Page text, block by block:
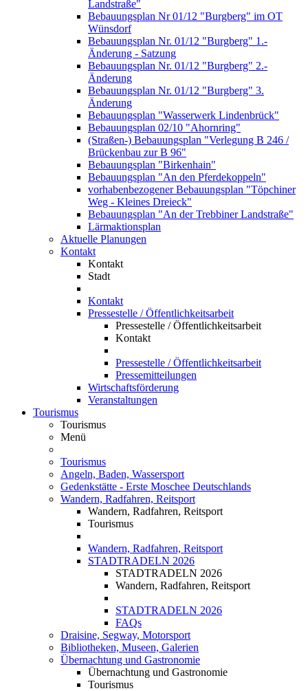
Landstraße"
Bebauungsplan Nr 01/12 "Burgberg" im OT
Wünsdorf
Bebauungsplan Nr. 01/12 "Burgberg" 1.-
Änderung - Satzung
Bebauungsplan Nr. 01/12 "Burgberg" 2.-
Änderung
Bebauungsplan Nr. 01/12 "Burgberg" 3.
Änderung
Bebauungsplan "Wasserwerk Lindenbrück"
Bebauungsplan 02/10 "Ahornring"
(Straßen-) Bebauungsplan "Verlegung B 246 /
Brückenbau zur B 96"
Bebauungsplan "Birkenhain"
Bebauungsplan "An den Pferdekoppeln"
vorhabenbezogener Bebauungsplan "Töpchiner
Weg - Kleines Dreieck"
Bebauungsplan "An der Trebbiner Landstraße"
Lärmaktionsplan
Aktuelle Planungen
Kontakt
Kontakt
Stadt
Kontakt
Pressestelle / Öffentlichkeitsarbeit
Pressestelle / Öffentlichkeitsarbeit
Kontakt
Pressestelle / Öffentlichkeitsarbeit
Pressemitteilungen
Wirtschaftsförderung
Veranstaltungen
Tourismus
Tourismus
Menü
Tourismus
Angeln, Baden, Wassersport
Gedenkstätte - Erste Moschee Deutschlands
Wandern, Radfahren, Reitsport
Wandern, Radfahren, Reitsport
Tourismus
Wandern, Radfahren, Reitsport
STADTRADELN 2026
STADTRADELN 2026
Wandern, Radfahren, Reitsport
STADTRADELN 2026
FAQs
Draisine, Segway, Motorsport
Bibliotheken, Museen, Galerien
Übernachtung und Gastronomie
Übernachtung und Gastronomie
Tourismus